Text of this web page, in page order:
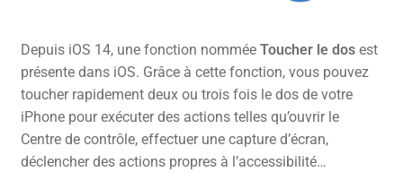
Depuis iOS 14, une fonction nommée Toucher le dosest
présente dans iOS. Grâce à cette fonction, vous pouvez
toucher rapidement deux ou trois fois le dos de votre
iPhone pour exécuter des actions telles qu’ouvrir le
Centre de contrôle, effectuer une capture d’écran,
déclencher des actions propres à l’accessibilité…